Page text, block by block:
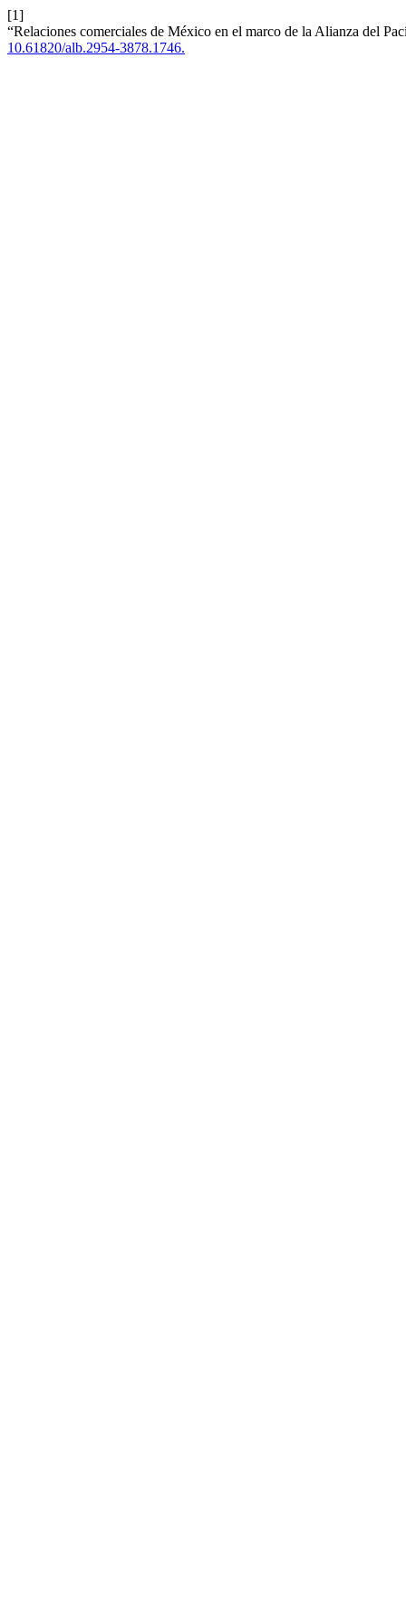
[1]
“Relaciones comerciales de México en el marco de la Alianza del
10.61820/alb.2954-3878.1746.